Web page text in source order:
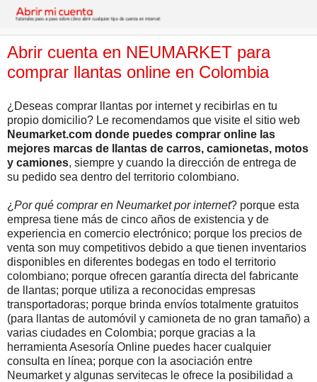
Abrir cuenta en NEUMARKET para
comprar llantas online en Colombia
¿Deseas comprar llantas por internet y recibirlas en tu
propio domicilio? Le recomendamos que visite el sitio web
Neumarket.com donde puedes comprar online las
mejores marcas de llantas de carros, camionetas, motos
y camiones, siempre y cuando la dirección de entrega de
su pedido sea dentro del territorio colombiano.
¿ Por qué comprar en Neumarket por internet? porque esta
empresa tiene más de cinco años de existencia y de
experiencia en comercio electrónico; porque los precios de
venta son muy competitivos debido a que tienen inventarios
disponibles en diferentes bodegas en todo el territorio
colombiano; porque ofrecen garantía directa del fabricante
de llantas; porque utiliza a reconocidas empresas
transportadoras; porque brinda envíos totalmente gratuitos
(para llantas de automóvil y camioneta de no gran tamaño) a
varias ciudades en Colombia; porque gracias a la
herramienta Asesoría Online puedes hacer cualquier
consulta en línea; porque con la asociación entre
Neumarket y algunas servitecas le ofrece la posibilidad a